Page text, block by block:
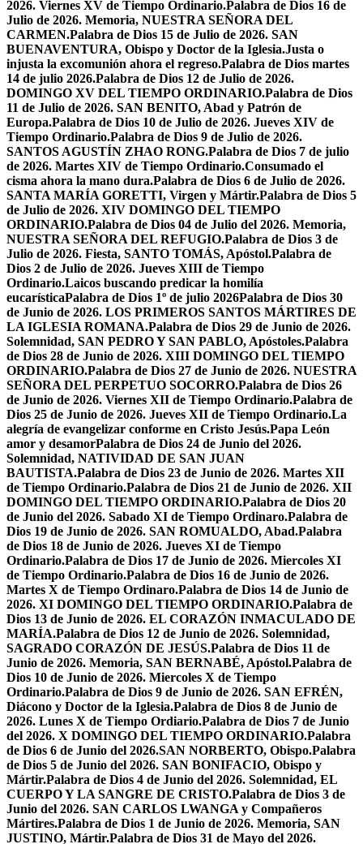
2026. Viernes XV de Tiempo Ordinario.Palabra de Dios 16 de
Julio de 2026. Memoria, NUESTRA SEÑORA DEL
CARMEN.Palabra de Dios 15 de Julio de 2026. SAN
BUENAVENTURA, Obispo y Doctor de la Iglesia.Justa o
injusta la excomunión ahora el regreso.Palabra de Dios martes
14 de julio 2026.Palabra de Dios 12 de Julio de 2026.
DOMINGO XV DEL TIEMPO ORDINARIO.Palabra de Dios
11 de Julio de 2026. SAN BENITO, Abad y Patrón de
Europa.Palabra de Dios 10 de Julio de 2026. Jueves XIV de
Tiempo Ordinario.Palabra de Dios 9 de Julio de 2026.
SANTOS AGUSTÍN ZHAO RONG.Palabra de Dios 7 de julio
de 2026. Martes XIV de Tiempo Ordinario.Consumado el
cisma ahora la mano dura.Palabra de Dios 6 de Julio de 2026.
SANTA MARÍA GORETTI, Virgen y Mártir.Palabra de Dios 5
de Julio de 2026. XIV DOMINGO DEL TIEMPO
ORDINARIO.Palabra de Dios 04 de Julio del 2026. Memoria,
NUESTRA SEÑORA DEL REFUGIO.Palabra de Dios 3 de
Julio de 2026. Fiesta, SANTO TOMÁS, Apóstol.Palabra de
Dios 2 de Julio de 2026. Jueves XIII de Tiempo
Ordinario.Laicos buscando predicar la homilía
eucarísticaPalabra de Dios 1º de julio 2026Palabra de Dios 30
de Junio de 2026. LOS PRIMEROS SANTOS MÁRTIRES DE
LA IGLESIA ROMANA.Palabra de Dios 29 de Junio de 2026.
Solemnidad, SAN PEDRO Y SAN PABLO, Apóstoles.Palabra
de Dios 28 de Junio de 2026. XIII DOMINGO DEL TIEMPO
ORDINARIO.Palabra de Dios 27 de Junio de 2026. NUESTRA
SEÑORA DEL PERPETUO SOCORRO.Palabra de Dios 26
de Junio de 2026. Viernes XII de Tiempo Ordinario.Palabra de
Dios 25 de Junio de 2026. Jueves XII de Tiempo Ordinario.La
alegría de evangelizar conforme en Cristo Jesús.Papa León
amor y desamorPalabra de Dios 24 de Junio del 2026.
Solemnidad, NATIVIDAD DE SAN JUAN
BAUTISTA.Palabra de Dios 23 de Junio de 2026. Martes XII
de Tiempo Ordinario.Palabra de Dios 21 de Junio de 2026. XII
DOMINGO DEL TIEMPO ORDINARIO.Palabra de Dios 20
de Junio del 2026. Sabado XI de Tiempo Ordinaro.Palabra de
Dios 19 de Junio de 2026. SAN ROMUALDO, Abad.Palabra
de Dios 18 de Junio de 2026. Jueves XI de Tiempo
Ordinario.Palabra de Dios 17 de Junio de 2026. Miercoles XI
de Tiempo Ordinario.Palabra de Dios 16 de Junio de 2026.
Martes X de Tiempo Ordinaro.Palabra de Dios 14 de Junio de
2026. XI DOMINGO DEL TIEMPO ORDINARIO.Palabra de
Dios 13 de Junio de 2026. EL CORAZÓN INMACULADO DE
MARÍA.Palabra de Dios 12 de Junio de 2026. Solemnidad,
SAGRADO CORAZÓN DE JESÚS.Palabra de Dios 11 de
Junio de 2026. Memoria, SAN BERNABÉ, Apóstol.Palabra de
Dios 10 de Junio de 2026. Miercoles X de Tiempo
Ordinario.Palabra de Dios 9 de Junio de 2026. SAN EFRÉN,
Diácono y Doctor de la Iglesia.Palabra de Dios 8 de Junio de
2026. Lunes X de Tiempo Ordiario.Palabra de Dios 7 de Junio
del 2026. X DOMINGO DEL TIEMPO ORDINARIO.Palabra
de Dios 6 de Junio del 2026.SAN NORBERTO, Obispo.Palabra
de Dios 5 de Junio del 2026. SAN BONIFACIO, Obispo y
Mártir.Palabra de Dios 4 de Junio del 2026. Solemnidad, EL
CUERPO Y LA SANGRE DE CRISTO.Palabra de Dios 3 de
Junio del 2026. SAN CARLOS LWANGA y Compañeros
Mártires.Palabra de Dios 1 de Junio de 2026. Memoria, SAN
JUSTINO, Mártir.Palabra de Dios 31 de Mayo del 2026.